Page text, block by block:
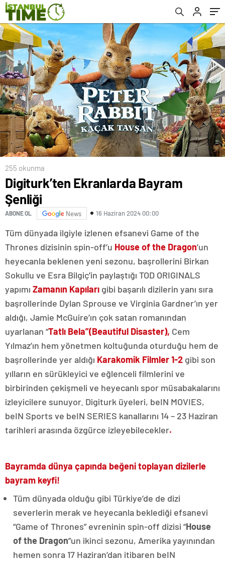
255 okunma
Digiturk’ten Ekranlarda Bayram
Şenliği
ABONE OL News 16 Haziran 2024 00:00
Tüm dünyada ilgiyle izlenen efsanevi Game of the
Thrones dizisinin spin-off’u House of the Dragon’un
heyecanla beklenen yeni sezonu, başrollerini Birkan
Sokullu ve Esra Bilgiç’in paylaştığı TOD ORIGINALS
yapımı Zamanın Kapıları gibi başarılı dizilerin yanı sıra
başrollerinde Dylan Sprouse ve Virginia Gardner’ın yer
aldığı, Jamie McGuire’ın çok satan romanından
uyarlanan “Tatlı Bela”(Beautiful Disaster), Cem
Yılmaz’ın hem yönetmen koltuğunda oturduğu hem de
başrollerinde yer aldığı Karakomik Filmler 1-2 gibi son
yılların en sürükleyici ve eğlenceli filmlerini ve
birbirinden çekişmeli ve heyecanlı spor müsabakalarını
izleyicilere sunuyor. Digiturk üyeleri, beIN MOVIES,
beIN Sports ve beIN SERIES kanallarını 14 – 23 Haziran
tarihleri arasında özgürce izleyebilecekler.
Bayramda dünya çapında beğeni toplayan dizilerle
bayram keyfi!
Tüm dünyada olduğu gibi Türkiye’de de dizi
severlerin merak ve heyecanla beklediği efsanevi
“Game of Thrones” evreninin spin-off dizisi “House
of the Dragon”un ikinci sezonu, Amerika yayınından
hemen sonra 17 Haziran’dan itibaren beIN